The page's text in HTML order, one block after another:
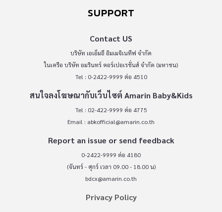
SUPPORT
Contact US
บริษัท เอเอ็มอี อิมเมจิเนทีฟ จำกัด
ในเครือ บริษัท อมรินทร์ คอร์เปอเรชั่นส์ จำกัด (มหาชน)
Tel : 0-2422-9999 ต่อ 4510
สนใจลงโฆษณากับเว็บไซต์ Amarin Baby&Kids
Tel : 02-422-9999 ต่อ 4775
Email : abkofficial@amarin.co.th
Report an issue or send feedback
0-2422-9999 ต่อ 4180
(จันทร์ - ศุกร์ เวลา 09.00 - 18.00 น)
bdcx@amarin.co.th
Privacy Policy